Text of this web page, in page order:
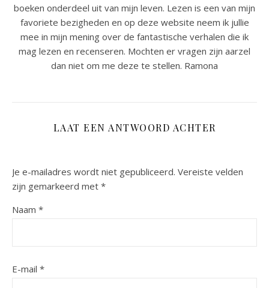
boeken onderdeel uit van mijn leven. Lezen is een van mijn
favoriete bezigheden en op deze website neem ik jullie
mee in mijn mening over de fantastische verhalen die ik
mag lezen en recenseren. Mochten er vragen zijn aarzel
dan niet om me deze te stellen. Ramona
LAAT EEN ANTWOORD ACHTER
Je e-mailadres wordt niet gepubliceerd. Vereiste velden
zijn gemarkeerd met *
Naam *
E-mail *